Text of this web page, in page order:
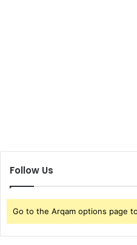
Follow Us
Go to the Arqam options page